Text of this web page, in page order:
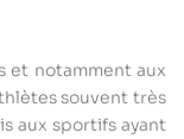
et notamment aux
souvent très
aux sportifs ayant